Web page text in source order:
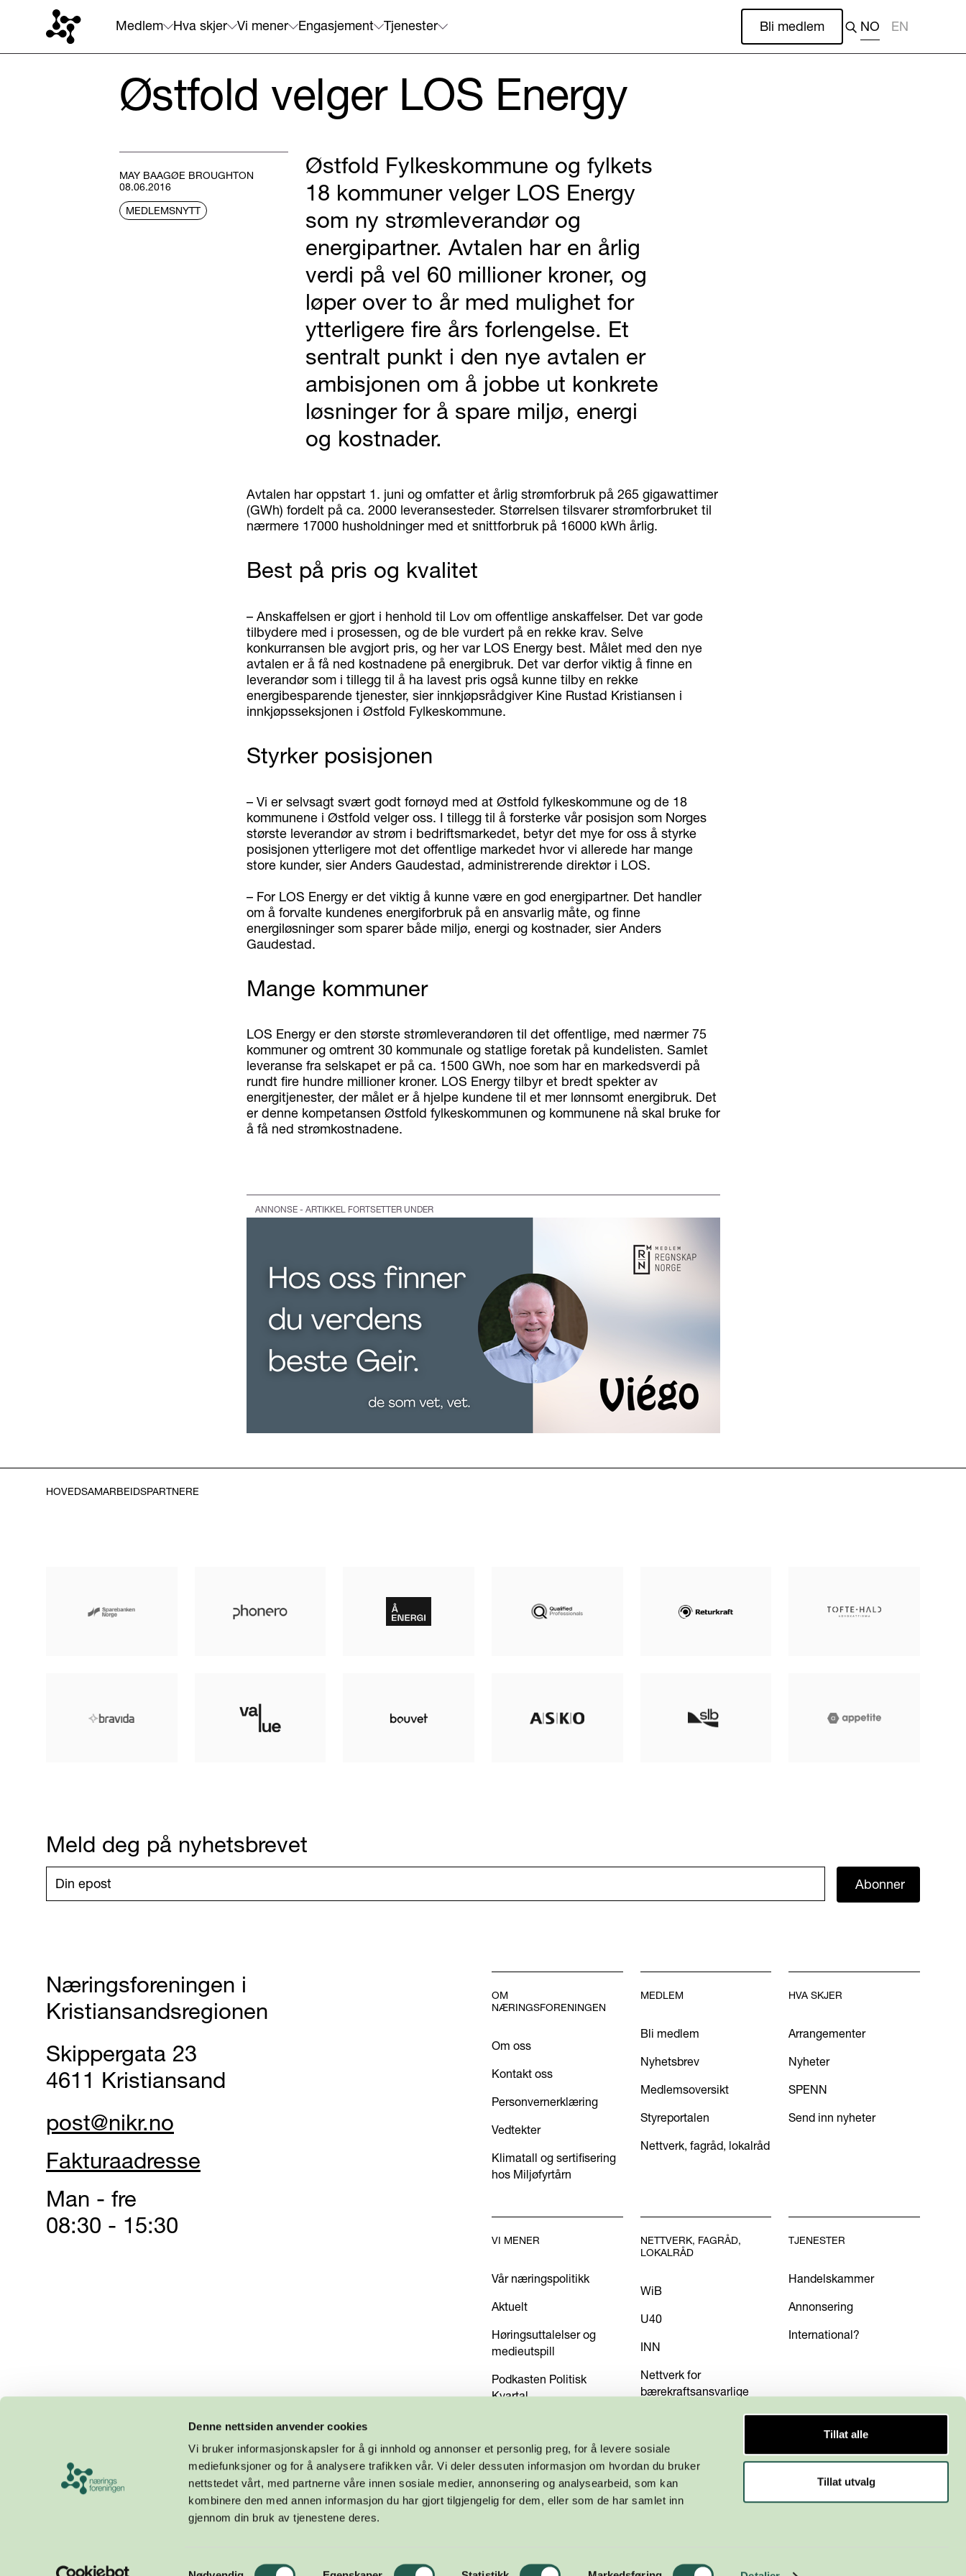
Denne nettsiden anvender cookies
Vi bruker informasjonskapsler for å gi innhold og annonser et personlig preg, for å levere sosiale
mediefunksjoner og for å analysere trafikken vår. Vi deler dessuten informasjon om hvordan du bruker
nettstedet vårt, med partnerne våre innen sosiale medier, annonsering og analysearbeid, som kan
kombinere den med annen informasjon du har gjort tilgjengelig for dem, eller som de har samlet inn
gjennom din bruk av tjenestene deres.
Samtykkevalg
Tillat alle
Tillat utvalg
Medlem Hva skjer Vi mener Engasjement Tjenester Bli medlem NO EN
Østfold velger LOS Energy
MAY BAAGØE BROUGHTON
08.06.2016
MEDLEMSNYTT
Østfold Fylkeskommune og fylkets
18 kommuner velger LOS Energy
som ny strømleverandør og
energipartner. Avtalen har en årlig
verdi på vel 60 millioner kroner, og
løper over to år med mulighet for
ytterligere fire års forlengelse. Et
sentralt punkt i den nye avtalen er
ambisjonen om å jobbe ut konkrete
løsninger for å spare miljø, energi
og kostnader.
Avtalen har oppstart 1. juni og omfatter et årlig strømforbruk på 265 gigawattimer
(GWh) fordelt på ca. 2000 leveransesteder. Størrelsen tilsvarer strømforbruket til
nærmere 17000 husholdninger med et snittforbruk på 16000 kWh årlig.
Best på pris og kvalitet
– Anskaffelsen er gjort i henhold til Lov om offentlige anskaffelser. Det var gode
tilbydere med i prosessen, og de ble vurdert på en rekke krav. Selve
konkurransen ble avgjort pris, og her var LOS Energy best. Målet med den nye
avtalen er å få ned kostnadene på energibruk. Det var derfor viktig å finne en
leverandør som i tillegg til å ha lavest pris også kunne tilby en rekke
energibesparende tjenester, sier innkjøpsrådgiver Kine Rustad Kristiansen i
innkjøpsseksjonen i Østfold Fylkeskommune.
Styrker posisjonen
– Vi er selvsagt svært godt fornøyd med at Østfold fylkeskommune og de 18
kommunene i Østfold velger oss. I tillegg til å forsterke vår posisjon som Norges
største leverandør av strøm i bedriftsmarkedet, betyr det mye for oss å styrke
posisjonen ytterligere mot det offentlige markedet hvor vi allerede har mange
store kunder, sier Anders Gaudestad, administrerende direktør i LOS.
– For LOS Energy er det viktig å kunne være en god energipartner. Det handler
om å forvalte kundenes energiforbruk på en ansvarlig måte, og finne
energiløsninger som sparer både miljø, energi og kostnader, sier Anders
Gaudestad.
Mange kommuner
LOS Energy er den største strømleverandøren til det offentlige, med nærmer 75
kommuner og omtrent 30 kommunale og statlige foretak på kundelisten. Samlet
leveranse fra selskapet er på ca. 1500 GWh, noe som har en markedsverdi på
rundt fire hundre millioner kroner. LOS Energy tilbyr et bredt spekter av
energitjenester, der målet er å hjelpe kundene til et mer lønnsomt energibruk. Det
er denne kompetansen Østfold fylkeskommunen og kommunene nå skal bruke for
å få ned strømkostnadene.
ANNONSE - ARTIKKEL FORTSETTER UNDER
HOVEDSAMARBEIDSPARTNERE
Meld deg på nyhetsbrevet
Abonner
Næringsforeningen i
Kristiansandsregionen
Skippergata 23
4611 Kristiansand
post@nikr.no
Fakturaadresse
Man - fre
08:30 - 15:30
OM
NÆRINGSFORENINGEN
Om oss
Kontakt oss
Personvernerklæring
Vedtekter
Klimatall og sertifisering
hos Miljøfyrtårn
MEDLEM
Bli medlem
Nyhetsbrev
Medlemsoversikt
Styreportalen
Nettverk, fagråd, lokalråd
HVA SKJER
Arrangementer
Nyheter
SPENN
Send inn nyheter
VI MENER
Vår næringspolitikk
Aktuelt
Høringsuttalelser og
medieutspill
Podkasten Politisk
Kvartal
NETTVERK, FAGRÅD,
LOKALRÅD
WiB
U40
INN
Nettverk for
bærekraftsansvarlige
TJENESTER
Handelskammer
Annonsering
International?